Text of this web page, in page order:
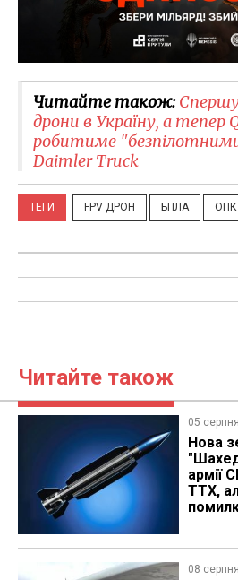
Читайте також:
дрони в Україну, а тепер
робитиме
Daimler Truck
ТЕГИ FPV ДРОН БПЛА ОПК
Читайте також
05
Нова
армії
ТТХ,
08